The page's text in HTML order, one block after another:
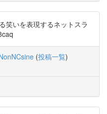
笑いを表現するネットスラ
(投稿一覧)